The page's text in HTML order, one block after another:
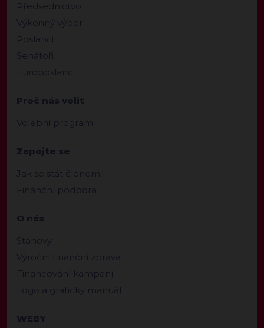
Předsednictvo
Výkonný výbor
Poslanci
Senátoři
Europoslanci
Proč nás volit
Volební program
Zapojte se
Jak se stát členem
Finanční podpora
O nás
Stanovy
Výroční finanční zpráva
Financování kampaní
Logo a grafický manuál
WEBY